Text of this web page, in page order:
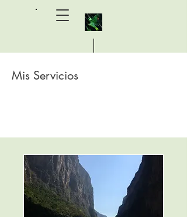
Michael Alpert, M.D.
Mis Servicios